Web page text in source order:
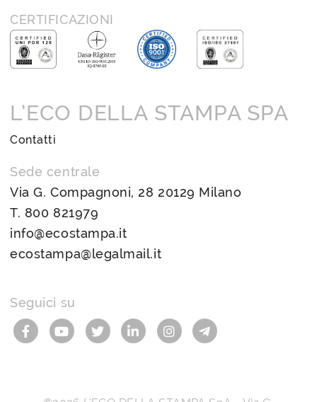
CERTIFICAZIONI
L’ECO DELLA STAMPA SPA
Contatti
Sede centrale
Via G. Compagnoni, 28 20129 Milano
T. 800 821979
info@ecostampa.it
ecostampa@legalmail.it
Seguici su